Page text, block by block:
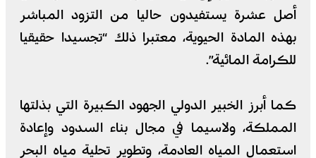
أصل عشرة يستفيدون حاليا من التزود المباشر
بهذه المادة الحيوية، معتبرا ذلك “تجسيدا حقيقيا
للكرامة المائية”.
كما أبرز الخبير الدولي الجهود الكبيرة التي بذلتها
المملكة، ولاسيما في مجال بناء السدود وإعادة
استعمال المياه العادمة، وتطوير تحلية مياه البحر